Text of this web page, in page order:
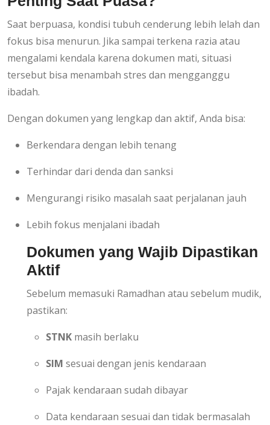
Saat berpuasa, kondisi tubuh cenderung lebih lelah dan
fokus bisa menurun. Jika sampai terkena razia atau
mengalami kendala karena dokumen mati, situasi
tersebut bisa menambah stres dan mengganggu
ibadah.
Dengan dokumen yang lengkap dan aktif, Anda bisa:
Berkendara dengan lebih tenang
Terhindar dari denda dan sanksi
Mengurangi risiko masalah saat perjalanan jauh
Lebih fokus menjalani ibadah
Dokumen yang Wajib Dipastikan
Aktif
Sebelum memasuki Ramadhan atau sebelum mudik,
pastikan:
STNK masih berlaku
SIM sesuai dengan jenis kendaraan
Pajak kendaraan sudah dibayar
Data kendaraan sesuai dan tidak bermasalah